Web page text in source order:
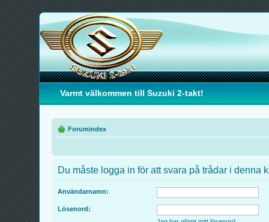
Varmt välkommen till Suzuki 2-takt!
Forumindex
Du måste logga in för att svara på trådar i denna
Användarnamn:
Lösenord: